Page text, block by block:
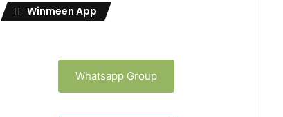
Winmeen App
Whatsapp Group